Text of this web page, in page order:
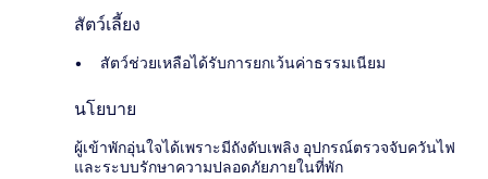
สัตว์เลี้ยง
สัตว์ช่วยเหลือได้รับการยกเว้นค่าธรรมเนียม
นโยบาย
ผู้เข้าพักอุ่นใจได้เพราะมีถังดับเพลิง อุปกรณ์ตรวจจับควันไฟ
และระบบรักษาความปลอดภัยภายในที่พัก